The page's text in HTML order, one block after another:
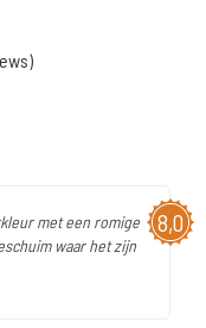
8,0
met een romige
waar het zijn